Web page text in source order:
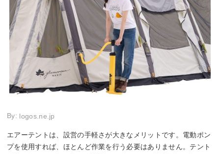
By: logos.ne.jp
エアーテントは、設営の手軽さが大きなメリットです。電動ポン
プを使用すれば、ほとんど作業を行う必要はありません。テント